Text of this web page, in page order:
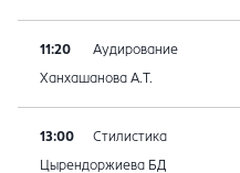
11:20 Аудирование
Ханхашанова А.Т.
13:00 Стилистика
Цырендоржиева БД